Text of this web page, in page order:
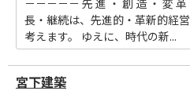
長・継続は、先進的・革新的経
考えます。 ゆえに、時代の新...
宮下建築